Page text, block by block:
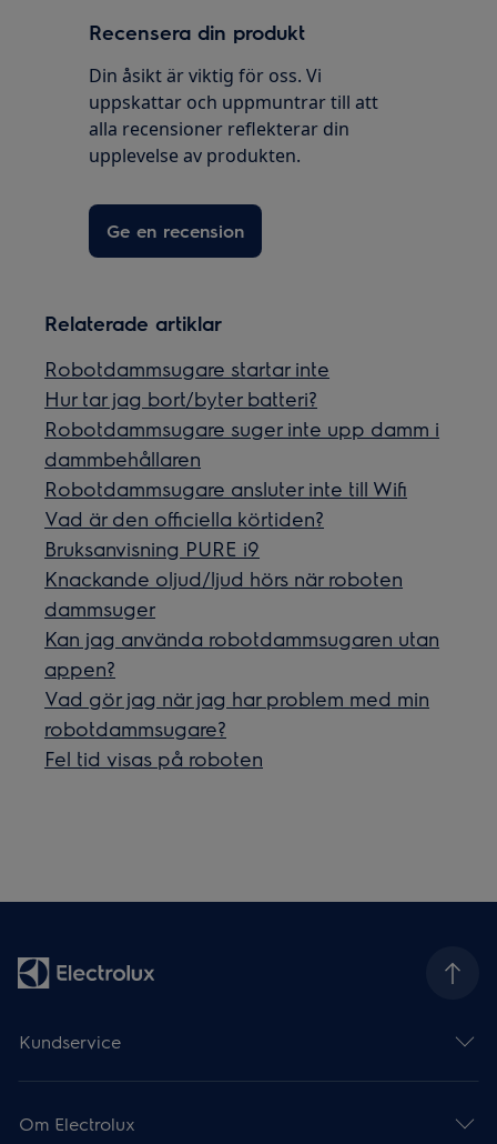
Recensera din produkt
Din åsikt är viktig för oss. Vi
uppskattar och uppmuntrar till att
alla recensioner reflekterar din
upplevelse av produkten.
Ge en recension
Relaterade artiklar
Robotdammsugare startar inte
Hur tar jag bort/byter batteri?
Robotdammsugare suger inte upp damm i
dammbehållaren
Robotdammsugare ansluter inte till Wifi
Vad är den officiella körtiden?
Bruksanvisning PURE i9
Knackande oljud/ljud hörs när roboten
dammsuger
Kan jag använda robotdammsugaren utan
appen?
Vad gör jag när jag har problem med min
robotdammsugare?
Fel tid visas på roboten
Kundservice
Om Electrolux